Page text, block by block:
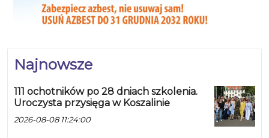
Najnowsze
111 ochotników po 28 dniach szkolenia.
Uroczysta przysięga w Koszalinie
2026-08-08 11:24:00